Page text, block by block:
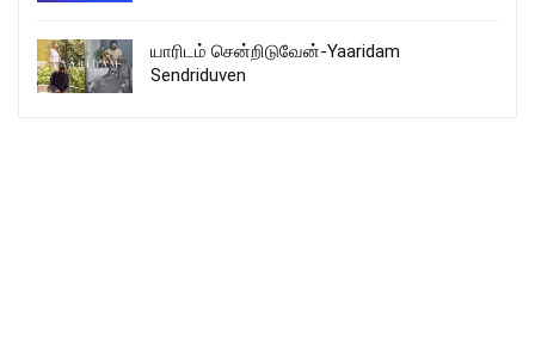
யாரிடம் சென்றிடுவேன்-Yaaridam
Sendriduven